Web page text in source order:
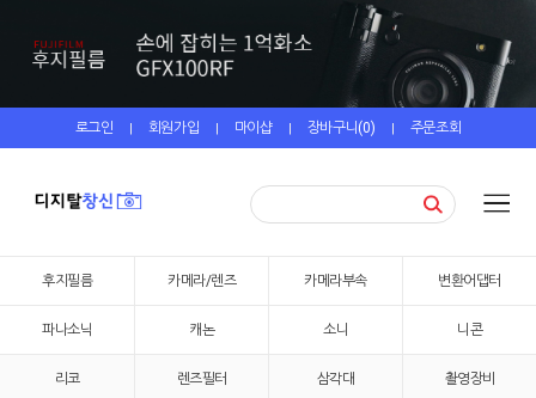
로그인 | 회원가입 | 마이샵 | 장바구니(0) | 주문조회
후지필름 카메라/렌즈 카메라부속 변환어댑터
파나소닉 캐논 소니 니콘
리코 렌즈필터 삼각대 촬영장비